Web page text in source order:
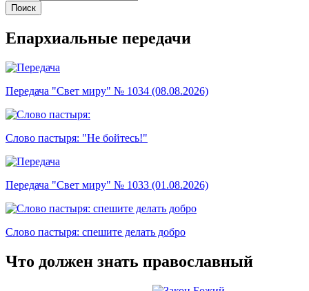
Епархиальные передачи
Передача "Свет миру" № 1034 (08.08.2026)
Слово пастыря: "Не бойтесь!"
Передача "Свет миру" № 1033 (01.08.2026)
Слово пастыря: спешите делать добро
Что должен знать православный